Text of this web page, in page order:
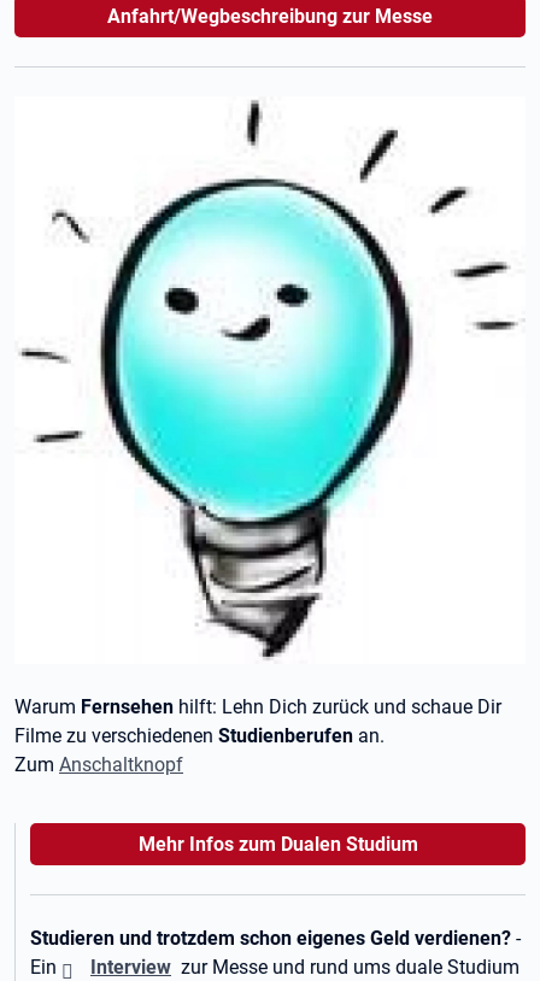
Anfahrt/Wegbeschreibung zur Messe
Warum Fernsehen hilft: Lehn Dich zurück und schaue Dir
Filme zu verschiedenen Studienberufen an.
Zum Anschaltknopf
Mehr Infos zum Dualen Studium
Studieren und trotzdem schon eigenes Geld verdienen? -
Ein
Interview zur Messe und rund ums duale Studium